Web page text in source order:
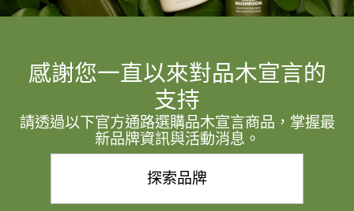
感謝您一直以來對品木宣言的
支持
請透過以下官方通路選購品木宣言商品，掌握最
新品牌資訊與活動消息。
探索品牌